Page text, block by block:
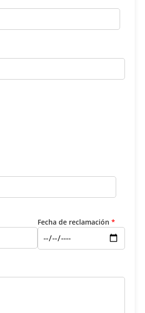
Fecha de reclamación *